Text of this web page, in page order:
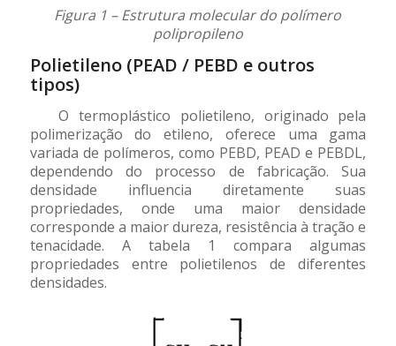
Figura 1 – Estrutura molecular do polímero
polipropileno
Polietileno (PEAD / PEBD e outros
tipos)
O termoplástico polietileno, originado pela
polimerização do etileno, oferece uma gama
variada de polímeros, como PEBD, PEAD e PEBDL,
dependendo do processo de fabricação. Sua
densidade influencia diretamente suas
propriedades, onde uma maior densidade
corresponde a maior dureza, resistência à tração e
tenacidade. A tabela 1 compara algumas
propriedades entre polietilenos de diferentes
densidades.